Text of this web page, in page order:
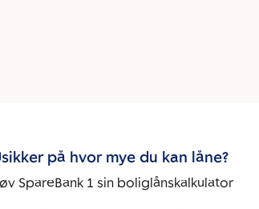
på hvor mye du kan låne?
SpareBank 1 sin boliglånskalkulator